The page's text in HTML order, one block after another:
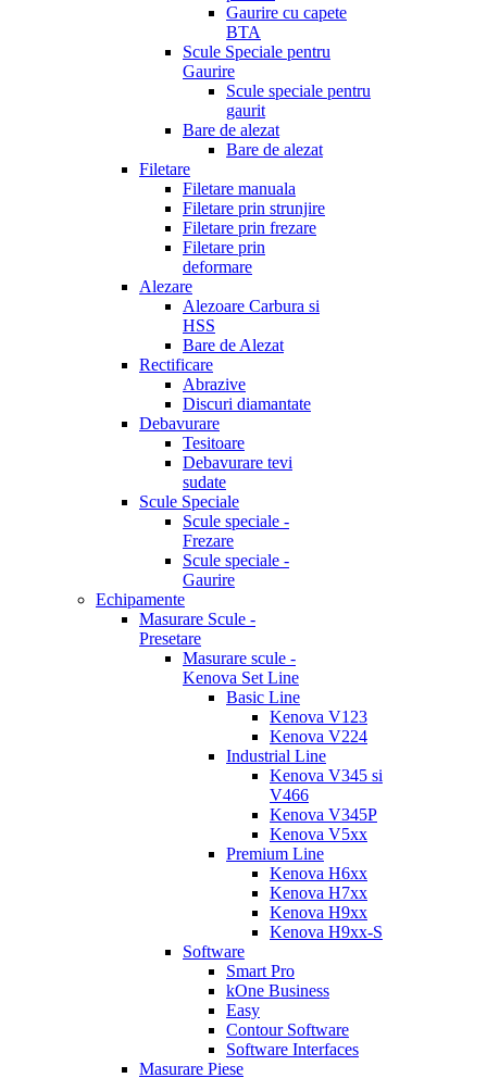
Gaurire cu capete
BTA
Scule Speciale pentru
Gaurire
Scule speciale pentru
gaurit
Bare de alezat
Bare de alezat
Filetare
Filetare manuala
Filetare prin strunjire
Filetare prin frezare
Filetare prin
deformare
Alezare
Alezoare Carbura si
HSS
Bare de Alezat
Rectificare
Abrazive
Discuri diamantate
Debavurare
Tesitoare
Debavurare tevi
sudate
Scule Speciale
Scule speciale -
Frezare
Scule speciale -
Gaurire
Echipamente
Masurare Scule -
Presetare
Masurare scule -
Kenova Set Line
Basic Line
Kenova V123
Kenova V224
Industrial Line
Kenova V345 si
V466
Kenova V345P
Kenova V5xx
Premium Line
Kenova H6xx
Kenova H7xx
Kenova H9xx
Kenova H9xx-S
Software
Smart Pro
kOne Business
Easy
Contour Software
Software Interfaces
Masurare Piese